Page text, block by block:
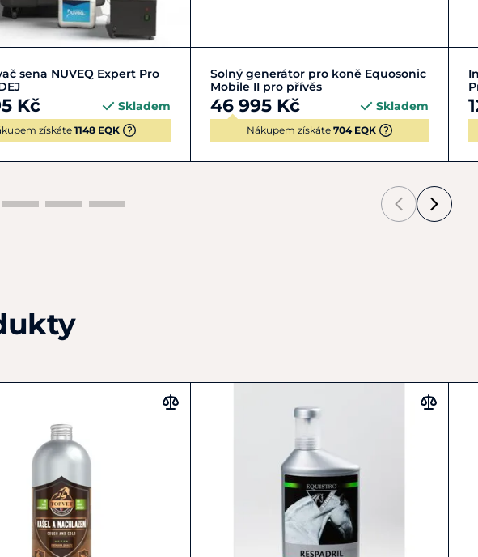
Do košíku
sena NUVEQ Expert Pro
Kč Skladem
získáte1148 EQK
Do košíku
Solný generátor pro koně Equosonic
Mobile II pro přívěs
46 995 Kč Skladem
Nákupem získáte 704 EQK